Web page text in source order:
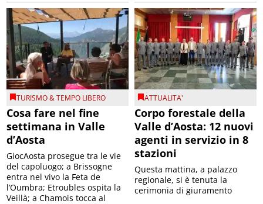
TURISMO & TEMPO LIBERO
Cosa fare nel fine
settimana in Valle
d’Aosta
GiocAosta prosegue tra le vie
del capoluogo; a Brissogne
entra nel vivo la Feta de
l’Oumbra; Etroubles ospita la
Veillà; a Chamois tocca al
ATTUALITA'
Corpo forestale della
Valle d’Aosta: 12 nuovi
agenti in servizio in 8
stazioni
Questa mattina, a palazzo
regionale, si è tenuta la
cerimonia di giuramento